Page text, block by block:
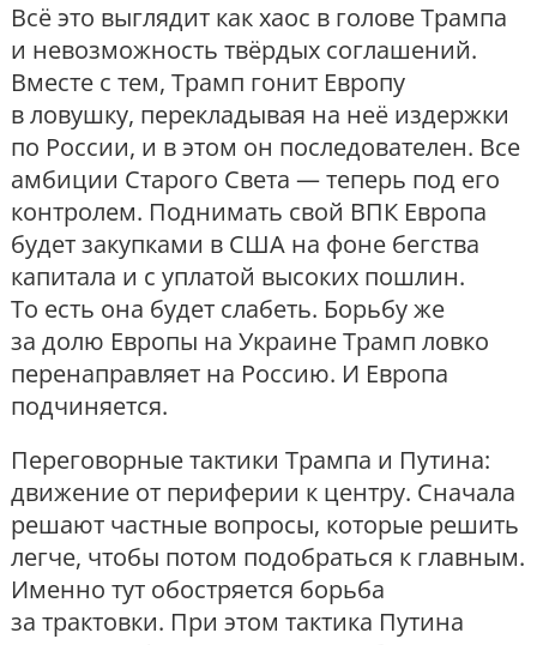
Всё это выглядит как хаос в голове Трампа
и невозможность твёрдых соглашений.
Вместе с тем, Трамп гонит Европу
в ловушку, перекладывая на неё издержки
по России, и в этом он последователен. Все
амбиции Старого Света — теперь под его
контролем. Поднимать свой ВПК Европа
будет закупками в США на фоне бегства
капитала и с уплатой высоких пошлин.
То есть она будет слабеть. Борьбу же
за долю Европы на Украине Трамп ловко
перенаправляет на Россию. И Европа
подчиняется.
Переговорные тактики Трампа и Путина:
движение от периферии к центру. Сначала
решают частные вопросы, которые решить
легче, чтобы потом подобраться к главным.
Именно тут обостряется борьба
за трактовки. При этом тактика Путина